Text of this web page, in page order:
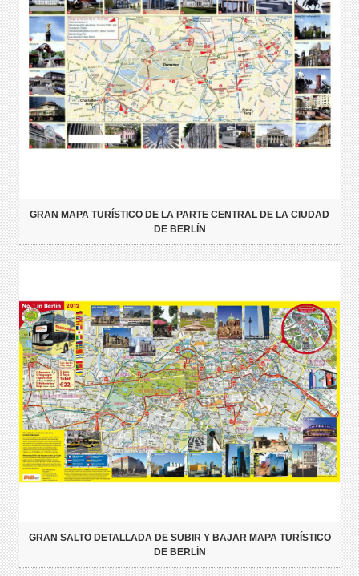
GRAN MAPA TURÍSTICO DE LA PARTE CENTRAL DE LA CIUDAD
DE BERLÍN
GRAN SALTO DETALLADA DE SUBIR Y BAJAR MAPA TURÍSTICO
DE BERLÍN